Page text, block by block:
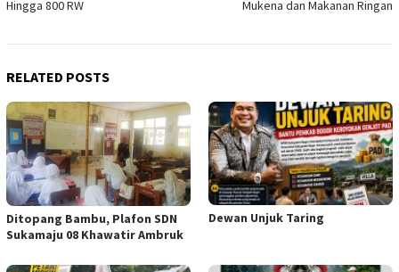
Hingga 800 RW Mukena dan Makanan Ringan
RELATED POSTS
Ditopang Bambu, Plafon SDN
Sukamaju 08 Khawatir Ambruk
Dewan Unjuk Taring